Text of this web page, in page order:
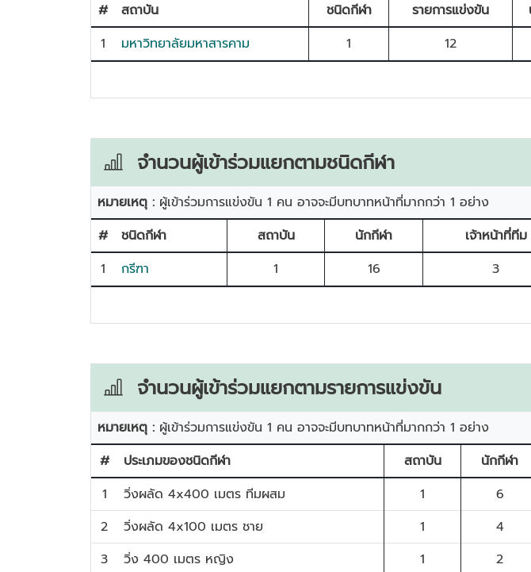
#
สถาบัน ชนิดกีฬา รายการแข่งขัน
1
มหาวิทยาลัยมหาสารคาม 1 12
จำนวนผู้เข้าร่วมแยกตามชนิดกีฬา
หมายเหตุ : ผู้เข้าร่วมการแข่งขัน 1 คน อาจจะมีบทบาทหน้าที่มากกว่า 1 อย่าง
#
ชนิดกีฬา สถาบัน นักกีฬา เจ้าหน้าที่ทีม
1
กรีฑา 1 16 3
จำนวนผู้เข้าร่วมแยกตามรายการแข่งขัน
หมายเหตุ : ผู้เข้าร่วมการแข่งขัน 1 คน อาจจะมีบทบาทหน้าที่มากกว่า 1 อย่าง
#
ประเภมของชนิดกีฬา สถาบัน นักกีฬา
1
วิ่งผลัด 4x400 เมตร ทีมผสม 1 6
2
วิ่งผลัด 4x100 เมตร ชาย 1 4
3
วิ่ง 400 เมตร หญิง 1 2